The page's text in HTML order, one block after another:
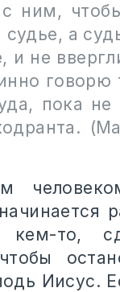
ним,
судье, а
и не
говорю
пока
кем-то,
Иисус.